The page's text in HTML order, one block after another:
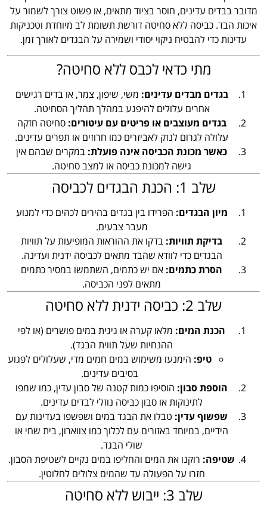
מדובר בבדים עדינים, חוסר בציוד מתאים, או פשוט צורך לשמור על
איכות הבד. כביסה ללא סחיטה דורשת תשומת לב מיוחדת וטכניקות
עדינות כדי להבטיח ניקוי יסודי ושמירה על הבגדים לאורך זמן.
מתי כדאי לכבס ללא סחיטה?
בגדים מבדים עדינים: משי, שיפון, צמר, או בדים רגישים
אחרים עלולים להיפגע במהלך תהליך הסחיטה.
בגדים מעוצבים או פריטים עם עיטורים: סחיטה חזקה
עלולה לגרום לנזק לאביזרים כמו חרוזים או תפרים עדינים.
כאשר מכונת הכביסה אינה פועלת: במקרים שבהם אין
גישה למכונת כביסה או למצב סחיטה.
שלב 1: הכנת הבגדים לכביסה
מיון הבגדים: הפרידו בין בגדים בהירים לכהים כדי למנוע
מעבר צבעים.
בדיקת תוויות: בדקו את ההוראות המופיעות על תוויות
הבגדים כדי לוודא שהבד מתאים לכביסה ידנית ועדינה.
הסרת כתמים: אם יש כתמים, השתמשו במסיר כתמים
מתאים לפני הכביסה.
שלב 2: כביסה ידנית ללא סחיטה
הכנת המים: מלאו קערה או גיגית במים פושרים (או לפי
ההנחיות שעל תווית הבגד).
טיפ: הימנעו משימוש במים חמים מדי, שעלולים לפגוע
בסיבים עדינים.
הוספת סבון: הוסיפו כמות קטנה של סבון עדין, כמו שמפו
לתינוקות או סבון כביסה נוזלי לבדים עדינים.
שפשוף עדין: טבלו את הבגד במים ושפשפו בעדינות עם
הידיים, במיוחד באזורים עם לכלוך כמו צווארון, בית שחי או
שולי הבגד.
שטיפה: רוקנו את המים והחליפו במים נקיים לשטיפת הסבון.
חזרו על הפעולה עד שהמים צלולים לחלוטין.
שלב 3: ייבוש ללא סחיטה